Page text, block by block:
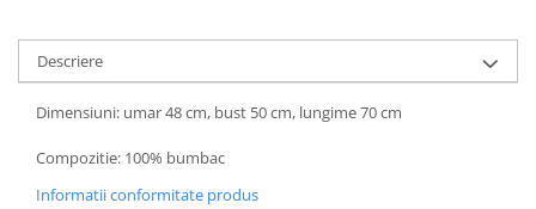
Descriere
Dimensiuni: umar 48 cm, bust 50 cm, lungime 70 cm
Compozitie: 100% bumbac
Informatii conformitate produs